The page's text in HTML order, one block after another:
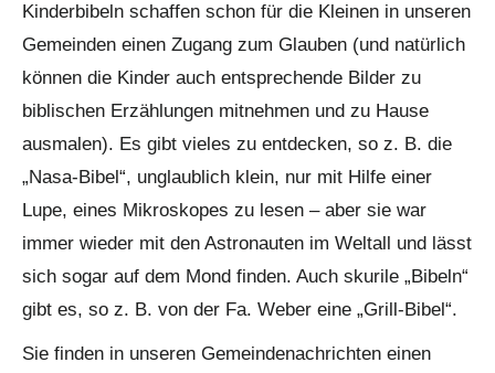
Kinderbibeln schaffen schon für die Kleinen in unseren
Gemeinden einen Zugang zum Glauben (und natürlich
können die Kinder auch entsprechende Bilder zu
biblischen Erzählungen mitnehmen und zu Hause
ausmalen). Es gibt vieles zu entdecken, so z. B. die
„Nasa-Bibel“, unglaublich klein, nur mit Hilfe einer
Lupe, eines Mikroskopes zu lesen – aber sie war
immer wieder mit den Astronauten im Weltall und lässt
sich sogar auf dem Mond finden. Auch skurile „Bibeln“
gibt es, so z. B. von der Fa. Weber eine „Grill-Bibel“.
Sie finden in unseren Gemeindenachrichten einen